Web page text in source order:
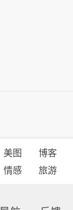
美图 博客
情感 旅游